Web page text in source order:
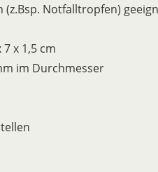
(z.Bsp. Notfalltropfen)
x 1,5 cm
im Durchmesser